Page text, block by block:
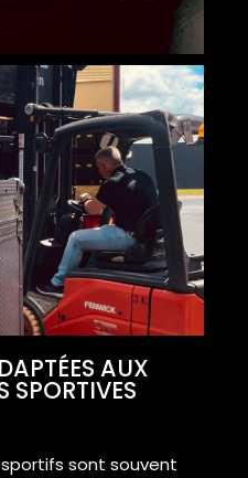
AUX
SPORTIVES
sont souvent